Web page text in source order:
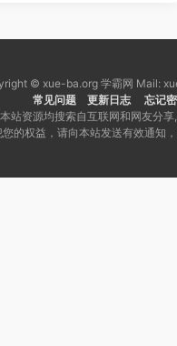
© xue-ba.org 学霸网 Mail:
常见问题
更新日志 忘记
本站资源均搜索自互联网和网友分
的权益，请向本站发送有效通知